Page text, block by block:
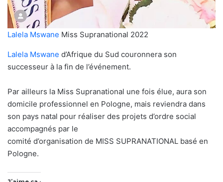
Lalela Mswane Miss Supranational 2022
Lalela Mswane d’Afrique du Sud couronnera son
successeur à la fin de l’événement.
Par ailleurs la Miss Supranational une fois élue, aura son
domicile professionnel en Pologne, mais reviendra dans
son pays natal pour réaliser des projets d’ordre social
accompagnés par le
comité d’organisation de MISS SUPRANATIONAL basé en
Pologne.